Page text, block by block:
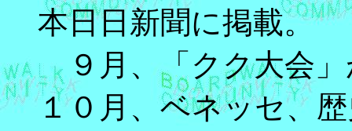
本日日新聞に掲載。
９月、「クク大会」
１０月、ベネッセ、